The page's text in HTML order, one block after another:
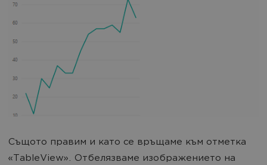
Същото правим и като се връщаме към отметка
«TableView». Отбелязваме изображението на